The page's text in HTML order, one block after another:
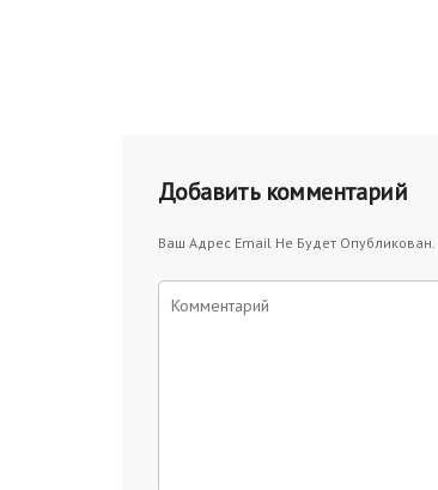
Добавить комментарий
Ваш Адрес Email Не Будет Опубликован.